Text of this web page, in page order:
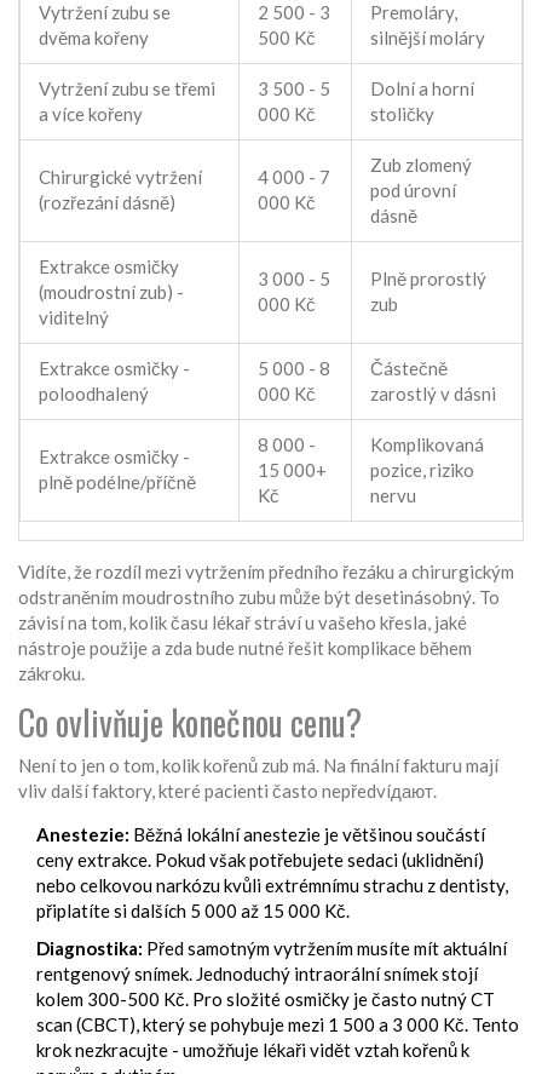
Vytržení zubu se
dvěma kořeny
2 500 - 3
500 Kč
Premoláry,
silnější moláry
Vytržení zubu se třemi
a více kořeny
3 500 - 5
000 Kč
Dolní a horní
stoličky
Chirurgické vytržení
(rozřezání dásně)
4 000 - 7
000 Kč
Zub zlomený
pod úrovní
dásně
Extrakce osmičky
(moudrostní zub) -
viditelný
3 000 - 5
000 Kč
Plně prorostlý
zub
Extrakce osmičky -
poloodhalený
5 000 - 8
000 Kč
Částečně
zarostlý v dásni
Extrakce osmičky -
plně podélne/příčně
8 000 -
15 000+
Kč
Komplikovaná
pozice, riziko
nervu
Vidíte, že rozdíl mezi vytržením předního řezáku a chirurgickým
odstraněním moudrostního zubu může být desetinásobný. To
závisí na tom, kolik času lékař stráví u vašeho křesla, jaké
nástroje použije a zda bude nutné řešit komplikace během
zákroku.
Co ovlivňuje konečnou cenu?
Není to jen o tom, kolik kořenů zub má. Na finální fakturu mají
vliv další faktory, které pacienti často nepředvíдают.
Anestezie: Běžná lokální anestezie je většinou součástí
ceny extrakce. Pokud však potřebujete sedaci (uklidnění)
nebo celkovou narkózu kvůli extrémnímu strachu z dentisty,
připlatíte si dalších 5 000 až 15 000 Kč.
Diagnostika: Před samotným vytržením musíte mít aktuální
rentgenový snímek. Jednoduchý intraorální snímek stojí
kolem 300-500 Kč. Pro složité osmičky je často nutný CT
scan (CBCT), který se pohybuje mezi 1 500 a 3 000 Kč. Tento
krok nezkracujte - umožňuje lékaři vidět vztah kořenů k